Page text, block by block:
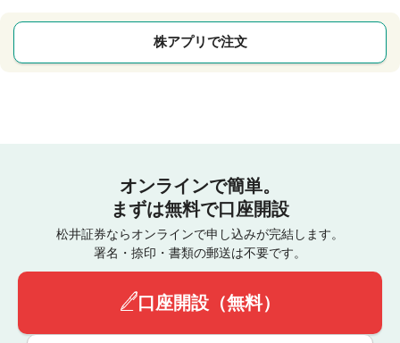
株アプリで注文
オンラインで簡単。
まずは無料で口座開設
松井証券ならオンラインで申し込みが完結します。
署名・捺印・書類の郵送は不要です。
口座開設（無料）